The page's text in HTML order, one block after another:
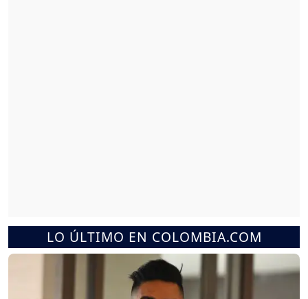
LO ÚLTIMO EN COLOMBIA.COM